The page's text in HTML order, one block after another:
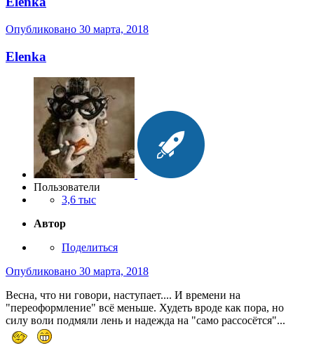
Опубликовано 30 марта, 2018
Elenka
Пользователи
3,6 тыс
Автор
Поделиться
Опубликовано 30 марта, 2018
Весна, что ни говори, наступает.... И времени на
"переоформление" всё меньше. Худеть вроде как пора, но
силу воли подмяли лень и надежда на "само рассосётся"...